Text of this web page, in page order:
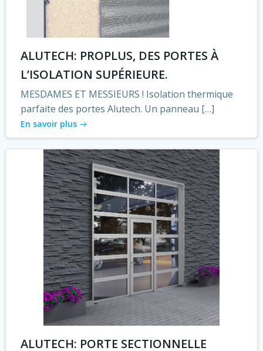
ALUTECH: PROPLUS, DES PORTES À
L’ISOLATION SUPÉRIEURE.
MESDAMES ET MESSIEURS ! Isolation thermique
parfaite des portes Alutech. Un panneau […]
En savoir plus
ALUTECH: PORTE SECTIONNELLE